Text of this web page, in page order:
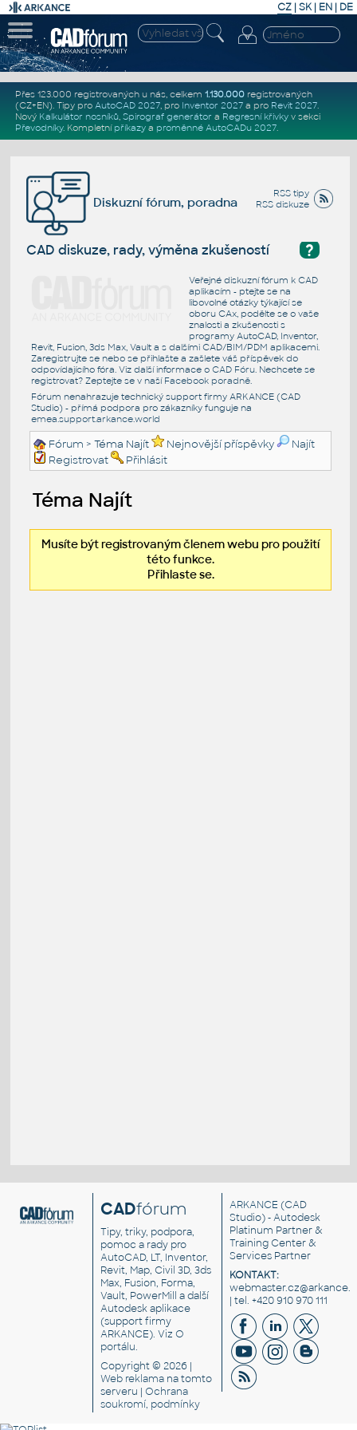
CZ | SK| EN | DE
Přes 123.000 registrovaných u nás, celkem 1.130.000registrovaných
(CZ+EN). Tipy pro AutoCAD 2027, pro Inventor 2027a pro Revit 2027.
Nový Kalkulátor nosníků, Spirograf generátor a Regresní křivkyv sekci
Převodníky. Kompletní příkazya proměnné AutoCADu 2027.
RSS tipy
RSS diskuze
Diskuzní fórum, poradna
?
CAD diskuze, rady, výměna zkušeností
Veřejné diskuzní fórum k CAD
aplikacím - ptejte se na
libovolné otázky týkající se
oboru CAx, podělte se o vaše
znalosti a zkušenosti s
programy AutoCAD, Inventor,
Revit, Fusion, 3ds Max, Vault a s dalšími CAD/BIM/PDM aplikacemi.
Zaregistrujte se nebo se přihlašte a zašlete váš příspěvek do
odpovídajícího fóra. Viz další informace o CAD Fóru. Nechcete se
registrovat? Zeptejte se v naší Facebook poradně.
Fórum nenahrazuje technický support firmy ARKANCE (CAD
Studio) - přímá podpora pro zákazníky funguje na
emea.support.arkance.world
Fórum > Téma Najít Nejnovější příspěvky
Najít
Registrovat
Přihlásit
Téma Najít
Musíte být registrovaným členem webu pro použití
této funkce.
Přihlaste se.
CADfórum
Tipy, triky, podpora,
pomoc a rady pro
AutoCAD, LT, Inventor,
Revit, Map, Civil 3D, 3ds
Max, Fusion, Forma,
Vault, PowerMill a další
Autodesk aplikace
(support firmy
ARKANCE). VizO
portálu.
Copyright © 2026 |
Web reklama na tomto
serveru |Ochrana
soukromí, podmínky
ARKANCE (CAD
Studio) - Autodesk
Platinum Partner &
Training Center &
Services Partner
KONTAKT:
| tel. +420 910 970 111